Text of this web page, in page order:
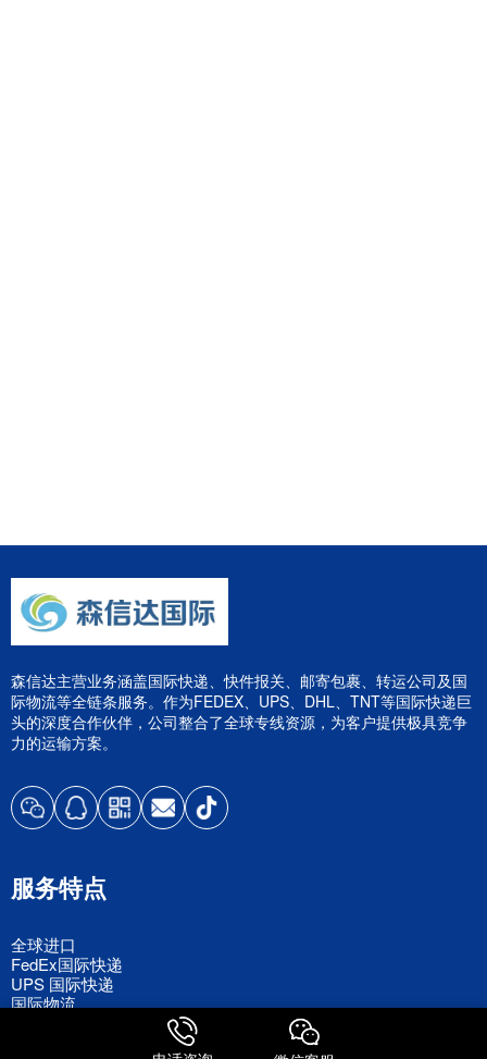
森信达主营业务涵盖国际快递、快件报关、邮寄包裹、转运公司及国
际物流等全链条服务。作为FEDEX、UPS、DHL、TNT等国际快递巨
头的深度合作伙伴，公司整合了全球专线资源，为客户提供极具竞争
力的运输方案。
服务特点
全球进口
FedEx国际快递
UPS 国际快递
国际物流